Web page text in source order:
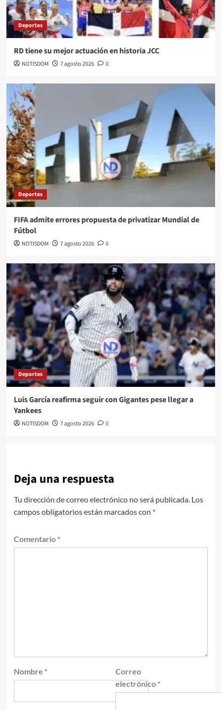
Deportes
RD tiene su mejor actuación en historia JCC
NOTISDOM 7 agosto 2026 0
Deportes
FIFA admite errores propuesta de privatizar Mundial de
Fútbol
NOTISDOM 7 agosto 2026 0
Deportes
Luis García reafirma seguir con Gigantes pese llegar a
Yankees
NOTISDOM 7 agosto 2026 0
Deja una respuesta
Tu dirección de correo electrónico no será publicada. Los
campos obligatorios están marcados con *
Comentario *
Nombre *
Correo
electrónico *